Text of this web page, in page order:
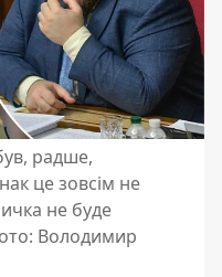
радше,
це зовсім не
не буде
Володимир